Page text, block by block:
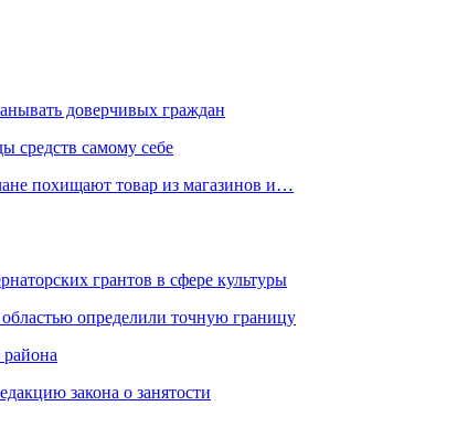
доверчивых граждан
средств самому себе
похищают товар из магазинов и…
грантов в сфере культуры
определили точную границу
закона о занятости